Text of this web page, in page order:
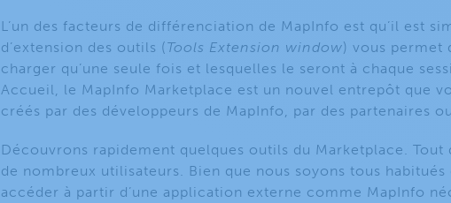
L’un des facteurs de différenciation de MapInfo est qu’il est
d’extension des outils (Tools Extension window) vous permet
charger qu’une seule fois et lesquelles le seront à chaque
Accueil, le MapInfo Marketplace est un nouvel entrepôt que
créés par des développeurs de MapInfo, par des partenaires
Découvrons rapidement quelques outils du Marketplace. Tout
de nombreux utilisateurs. Bien que nous soyons tous
accéder à partir d’une application externe comme MapInfo